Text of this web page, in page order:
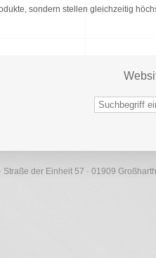
sondern stellen gleichzeitig
Straße der Einheit 57 · 01909